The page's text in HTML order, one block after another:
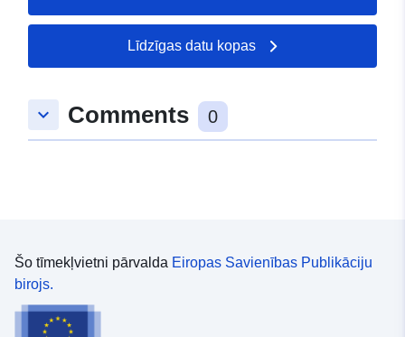
Līdzīgas datu kopas
keyboard_arrow_down Comments 0
Šo tīmekļvietni pārvalda Eiropas Savienības Publikāciju
birojs.